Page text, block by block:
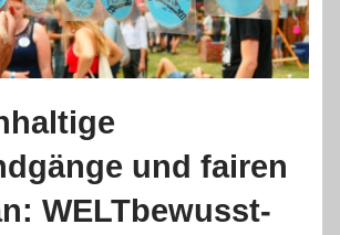
und fairen
WELTbewusst-